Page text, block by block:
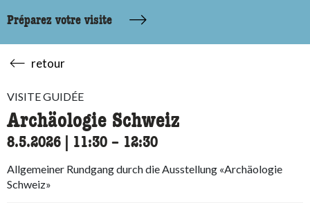
Préparez votre visite
retour
VISITE GUIDÉE
Archäologie Schweiz
8.5.2026 11:30 accessibility.time_to
– 12:30
Allgemeiner Rundgang durch die Ausstellung «Archäologie
Schweiz»